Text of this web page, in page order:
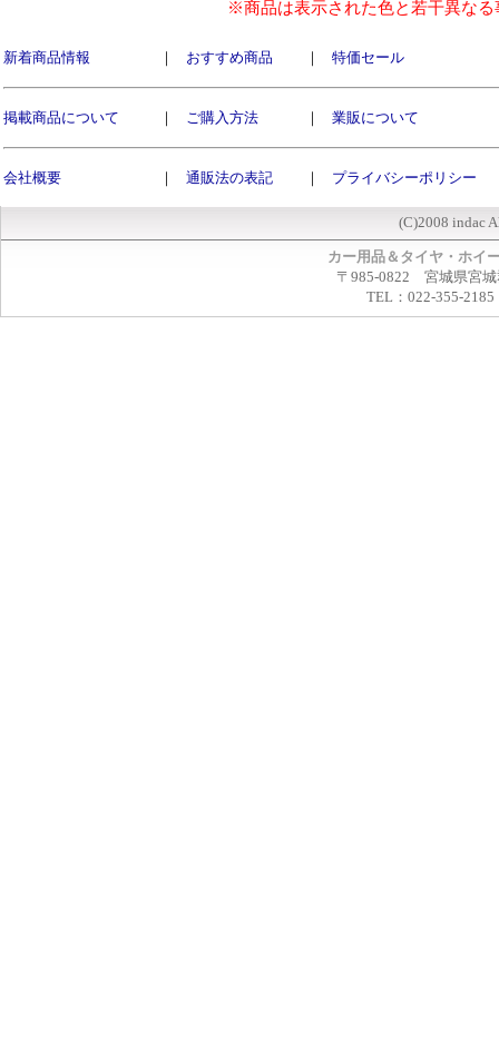
※商品は表示された色と若干異な
新着商品情報 ｜ おすすめ商品 ｜ 特価セール
掲載商品について ｜ ご購入方法 ｜ 業販について
会社概要 ｜ 通販法の表記 ｜ プライバシーポリシー
(C)2008 indac
カー用品＆タイヤ・ホイ
〒985-0822 宮城県宮城
TEL：022-355-